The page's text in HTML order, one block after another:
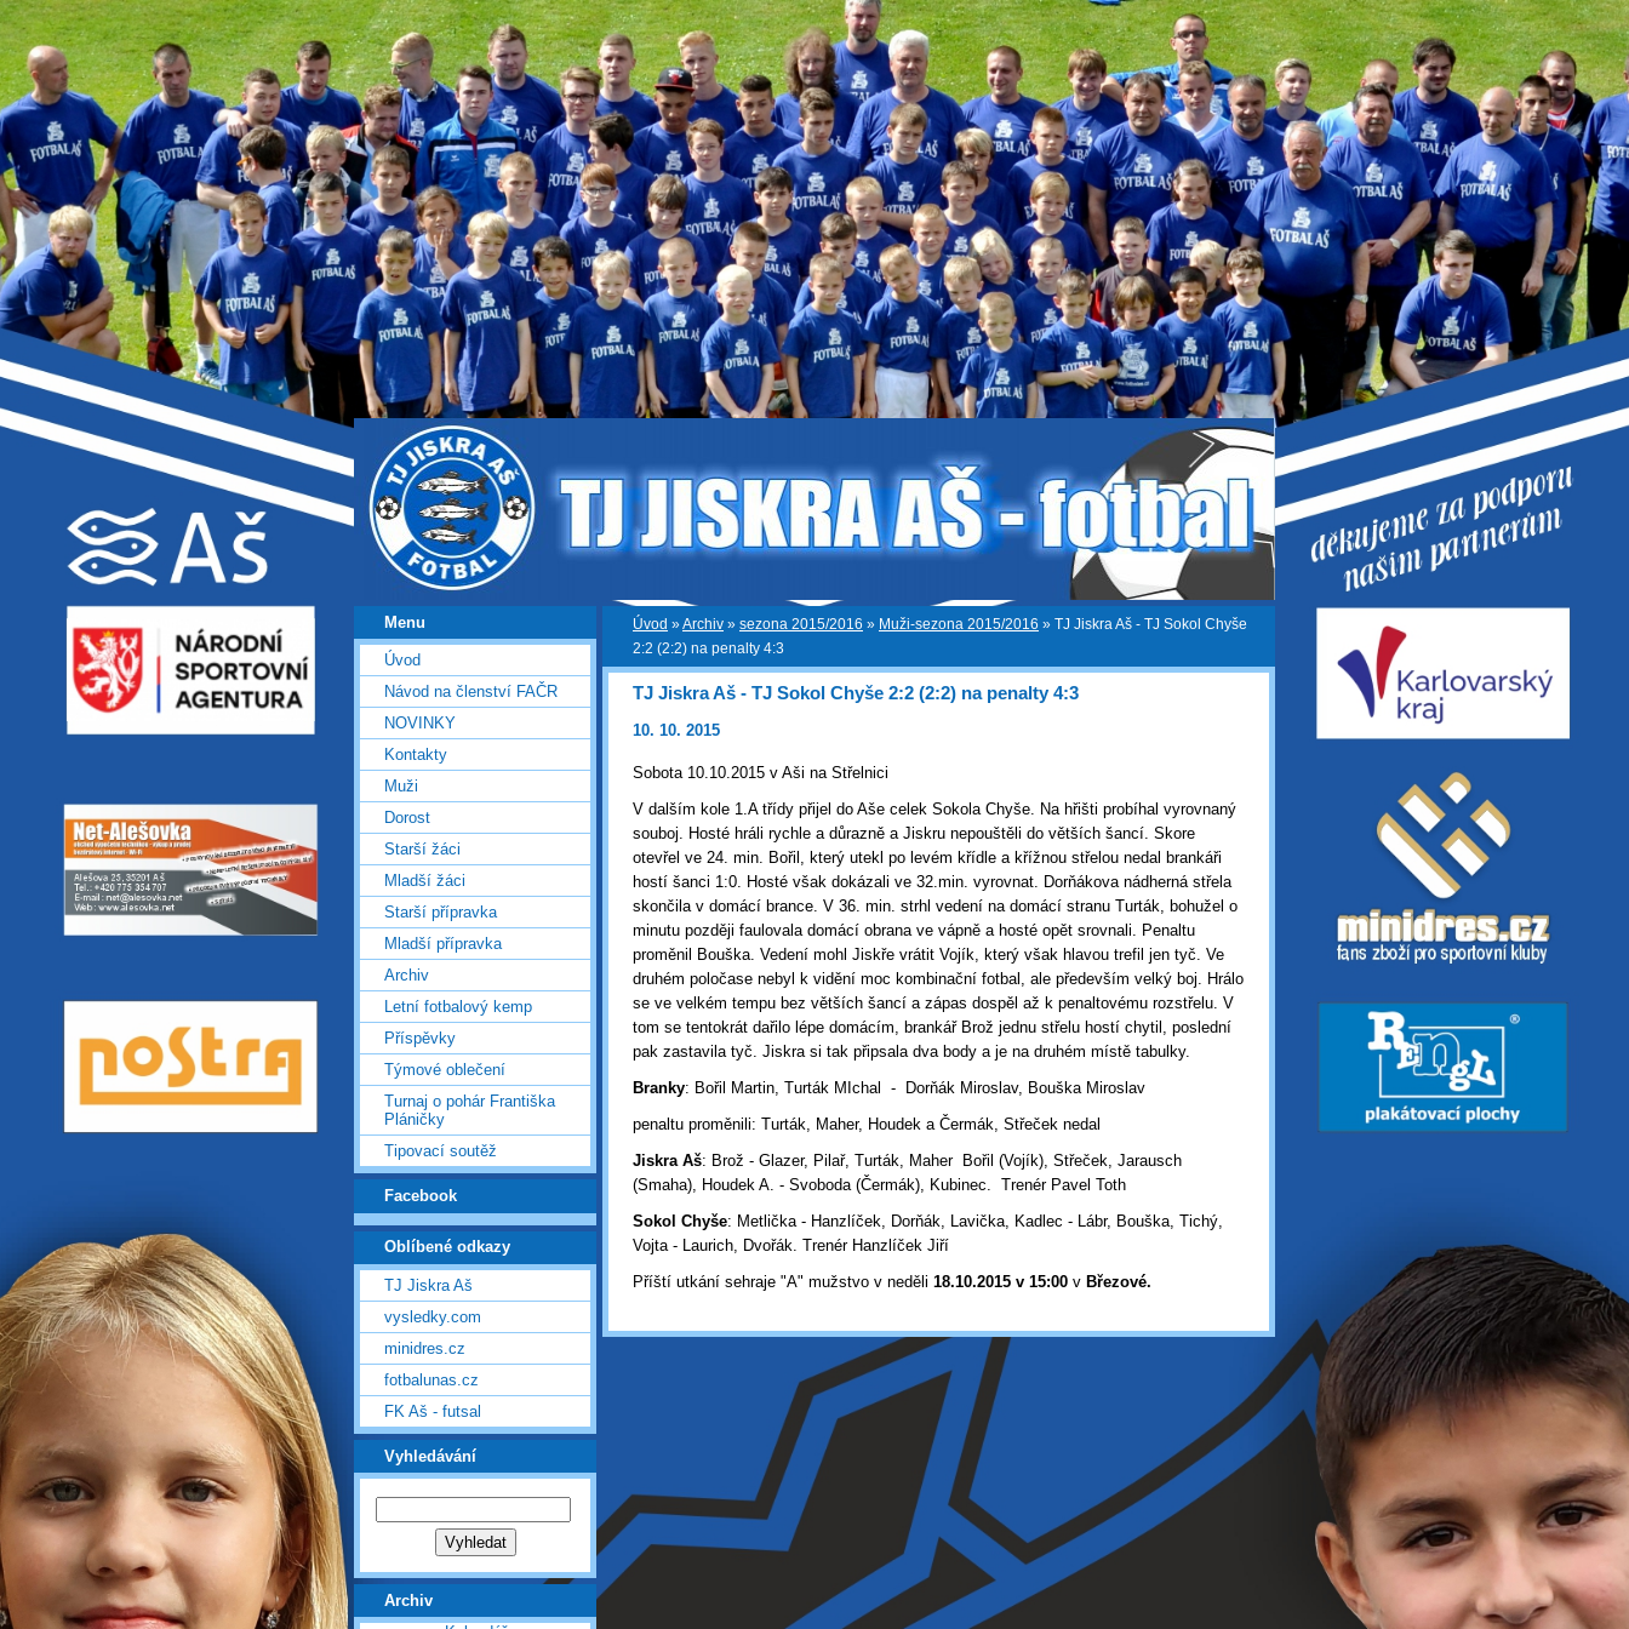
Úvod »Archiv » sezona 2015/2016 » Muži-sezona 2015/2016 » TJ Jiskra Aš - TJ Sokol Chyše
2:2 (2:2) na penalty 4:3
TJ Jiskra Aš - TJ Sokol Chyše 2:2 (2:2) na penalty 4:3
10. 10. 2015
Sobota 10.10.2015 v Aši na Střelnici
V dalším kole 1.A třídy přijel do Aše celek Sokola Chyše. Na hřišti probíhal vyrovnaný
souboj. Hosté hráli rychle a důrazně a Jiskru nepouštěli do větších šancí. Skore
otevřel ve 24. min. Bořil, který utekl po levém křídle a křížnou střelou nedal brankáři
hostí šanci 1:0. Hosté však dokázali ve 32.min. vyrovnat. Dorňákova nádherná střela
skončila v domácí brance. V 36. min. strhl vedení na domácí stranu Turták, bohužel o
minutu později faulovala domácí obrana ve vápně a hosté opět srovnali. Penaltu
proměnil Bouška. Vedení mohl Jiskře vrátit Vojík, který však hlavou trefil jen tyč. Ve
druhém poločase nebyl k vidění moc kombinační fotbal, ale především velký boj. Hrálo
se ve velkém tempu bez větších šancí a zápas dospěl až k penaltovému rozstřelu. V
tom se tentokrát dařilo lépe domácím, brankář Brož jednu střelu hostí chytil, poslední
pak zastavila tyč. Jiskra si tak připsala dva body a je na druhém místě tabulky.
Branky: Bořil Martin, Turták MIchal - Dorňák Miroslav, Bouška Miroslav
penaltu proměnili: Turták, Maher, Houdek a Čermák, Střeček nedal
Jiskra Aš: Brož - Glazer, Pilař, Turták, Maher Bořil (Vojík), Střeček, Jarausch
(Smaha), Houdek A. - Svoboda (Čermák), Kubinec. Trenér Pavel Toth
Sokol Chyše: Metlička - Hanzlíček, Dorňák, Lavička, Kadlec - Lábr, Bouška, Tichý,
Vojta - Laurich, Dvořák. Trenér Hanzlíček Jiří
Příští utkání sehraje "A" mužstvo v neděli 18.10.2015 v 15:00 v Březové.
Menu
Úvod
Návod na členství FAČR
NOVINKY
Kontakty
Muži
Dorost
Starší žáci
Mladší žáci
Starší přípravka
Mladší přípravka
Archiv
Letní fotbalový kemp
Příspěvky
Týmové oblečení
Turnaj o pohár Františka
Pláničky
Tipovací soutěž
Facebook
Oblíbené odkazy
TJ Jiskra Aš
vysledky.com
minidres.cz
fotbalunas.cz
FK Aš - futsal
Vyhledávání
Archiv